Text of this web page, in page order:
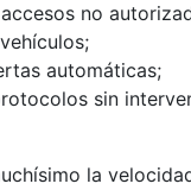
no
automáticas;
sin
la